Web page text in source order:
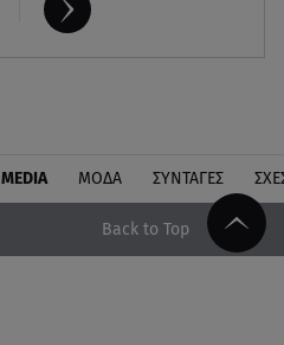
MEDIA ΜΟΔΑ ΣΥΝΤΑΓΕΣ
Back to Top